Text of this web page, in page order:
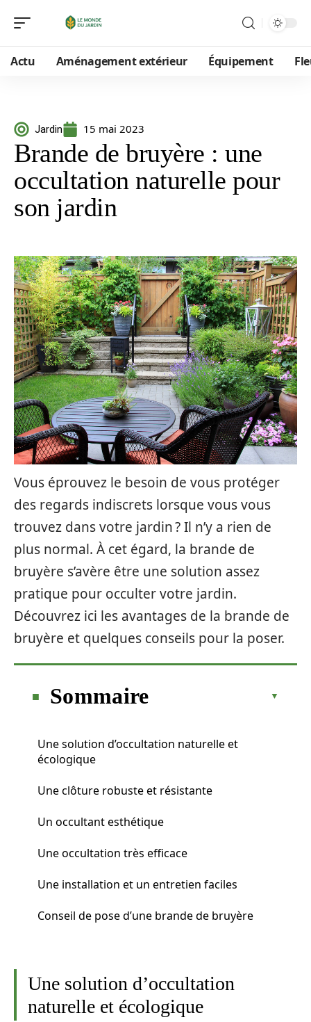
Actu Aménagement extérieur Équipement
Jardin 15 mai 2023
Brande de bruyère : une
occultation naturelle pour
son jardin
Vous éprouvez le besoin de vous protéger
des regards indiscrets lorsque vous vous
trouvez dans votre jardin ? Il n’y a rien de
plus normal. À cet égard, la brande de
bruyère s’avère être une solution assez
pratique pour occulter votre jardin.
Découvrez ici les avantages de la brande de
bruyère et quelques conseils pour la poser.
Sommaire
Une solution d’occultation naturelle et
écologique
Une clôture robuste et résistante
Un occultant esthétique
Une occultation très efficace
Une installation et un entretien faciles
Conseil de pose d’une brande de bruyère
Une solution d’occultation
naturelle et écologique